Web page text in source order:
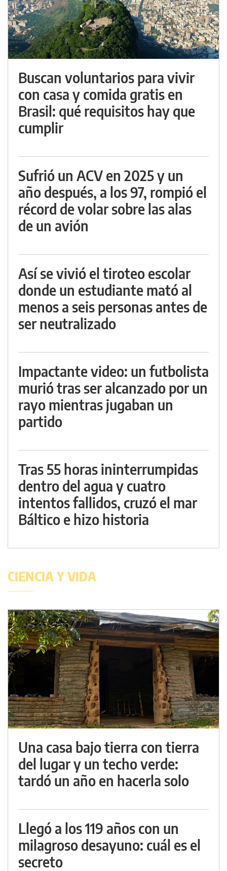
Buscan voluntarios para vivir
con casa y comida gratis en
Brasil: qué requisitos hay que
cumplir
Sufrió un ACV en 2025 y un
año después, a los 97, rompió el
récord de volar sobre las alas
de un avión
Así se vivió el tiroteo escolar
donde un estudiante mató al
menos a seis personas antes de
ser neutralizado
Impactante video: un futbolista
murió tras ser alcanzado por un
rayo mientras jugaban un
partido
Tras 55 horas ininterrumpidas
dentro del agua y cuatro
intentos fallidos, cruzó el mar
Báltico e hizo historia
CIENCIA Y VIDA
Una casa bajo tierra con tierra
del lugar y un techo verde:
tardó un año en hacerla solo
Llegó a los 119 años con un
milagroso desayuno: cuál es el
secreto